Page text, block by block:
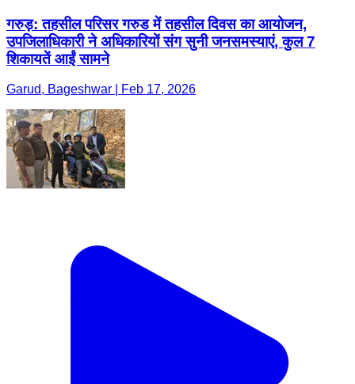
गरुड़: तहसील परिसर गरुड में तहसील दिवस का आयोजन,
उपजिलाधिकारी ने अधिकारियों संग सुनी जनसमस्याएं, कुल 7
शिकायतें आईं सामने
Garud, Bageshwar | Feb 17, 2026